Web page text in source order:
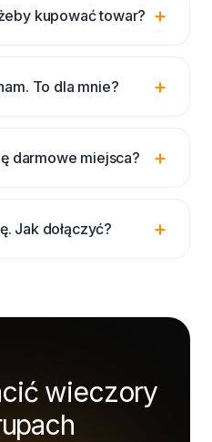
kupować towar? +
To dla mnie? +
darmowe miejsca? +
Jak dołączyć? +
wieczory